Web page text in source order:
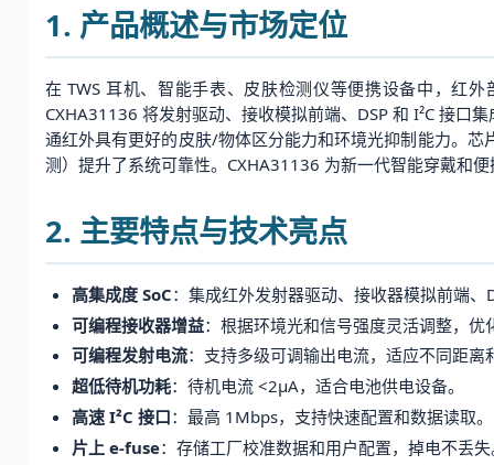
1. 产品概述与市场定位
在 TWS 耳机、智能手表、皮肤检测仪等便携设备中，红
CXHA31136 将发射驱动、接收模拟前端、DSP 和 I²C 接口
通红外具有更好的皮肤/物体区分能力和环境光抑制能力。
测）提升了系统可靠性。CXHA31136 为新一代智能穿戴和
2. 主要特点与技术亮点
高集成度 SoC：集成红外发射器驱动、接收器模拟前端、
可编程接收器增益：根据环境光和信号强度灵活调整，优
可编程发射电流：支持多级可调输出电流，适应不同距离
超低待机功耗：待机电流 <2μA，适合电池供电设备。
高速 I²C 接口：最高 1Mbps，支持快速配置和数据读取。
片上 e-fuse：存储工厂校准数据和用户配置，掉电不丢